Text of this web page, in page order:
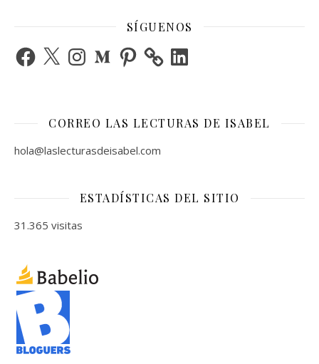
SÍGUENOS
Facebook
X InstagramMediumPinterest LinkedIn
CORREO LAS LECTURAS DE ISABEL
hola@laslecturasdeisabel.com
ESTADÍSTICAS DEL SITIO
31.365 visitas